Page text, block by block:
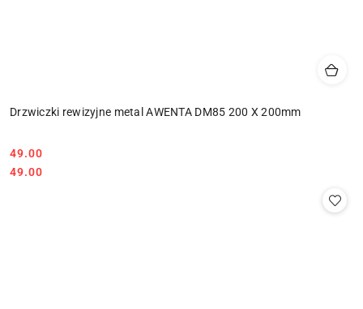
Drzwiczki rewizyjne metal AWENTA DM85 200 X 200mm
Cena:
49.00
Cena:
49.00